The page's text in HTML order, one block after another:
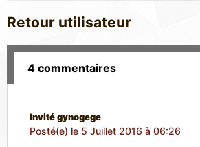
Retour utilisateur
4 commentaires
Invité gynogege
Posté(e) le 5 Juillet 2016 à 06:26